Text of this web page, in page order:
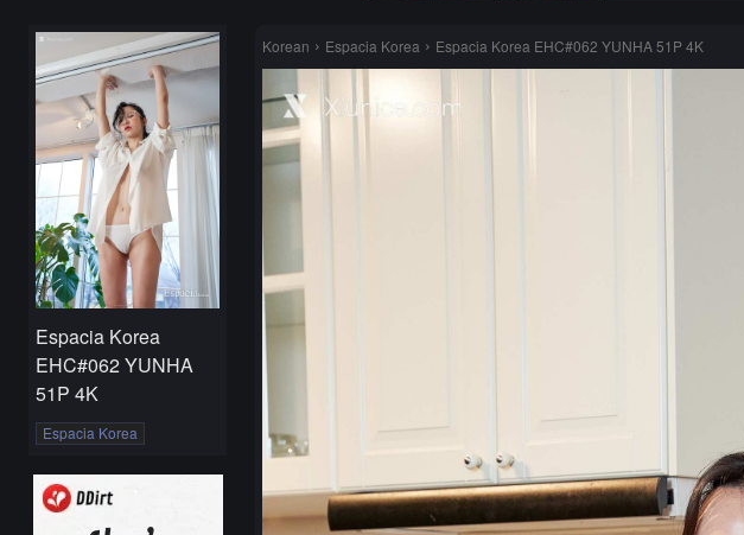
Espacia Korea
EHC#062 YUNHA
51P 4K
Espacia Korea
Korean Espacia Korea Espacia Korea EHC#062 YUNHA 51P 4K